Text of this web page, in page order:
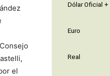
el
Dólar Oficial +
Euro
Real